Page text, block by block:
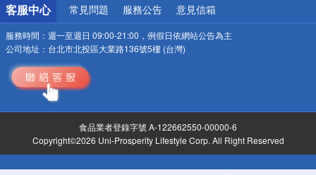
客服中心 常見問題 服務公告 意見信箱
服務時間： 週一至週日 09:00-21:00，例假日依網站公告為主
公司地址： 台北市北投區大業路136號5樓 (台灣)
食品業者登錄字號 A-122662550-00000-6
Copyright©2026 Uni-Prosperity Lifestyle Corp. All Right Reserved